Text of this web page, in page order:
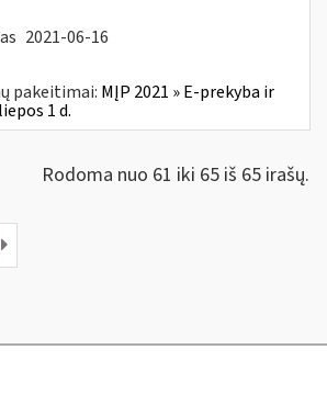
2021-06-16
pakeitimai: MĮP 2021 » E-prekyba ir
1 d.
Rodoma nuo 61 iki 65 iš 65 irašų.